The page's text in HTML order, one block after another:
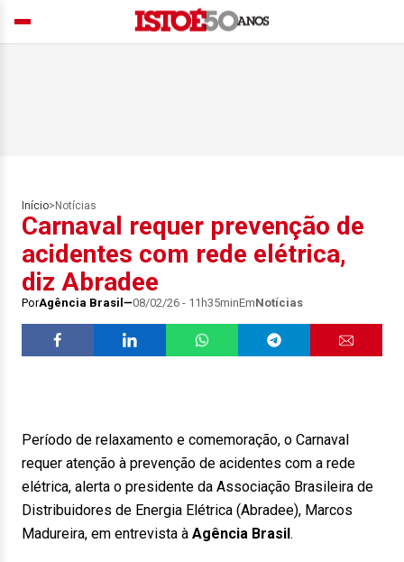
Início> Notícias
Carnaval requer prevenção de
acidentes com rede elétrica,
diz Abradee
PorAgência Brasil 08/02/26 - 11h35minEmNotícias
Período de relaxamento e comemoração, o Carnaval
requer atenção à prevenção de acidentes com a rede
elétrica, alerta o presidente da Associação Brasileira de
Distribuidores de Energia Elétrica (Abradee), Marcos
Madureira, em entrevista à Agência Brasil.